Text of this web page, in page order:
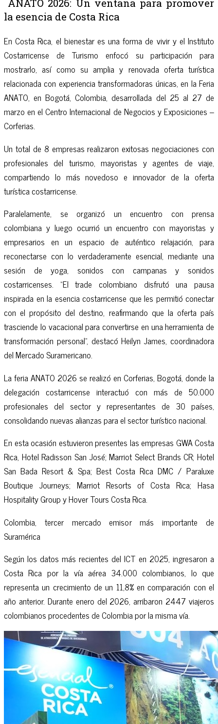
ANATO 2026: Un ventana para promover
la esencia de Costa Rica
En Costa Rica, el bienestar es una forma de vivir y el Instituto
Costarricense de Turismo enfocó su participación para
mostrarlo, así como su amplia y renovada oferta turística
relacionada con experiencia transformadoras únicas, en la Feria
ANATO, en Bogotá, Colombia, desarrollada del 25 al 27 de
marzo en el Centro Internacional de Negocios y Exposiciones –
Corferias.
Un total de 8 empresas realizaron exitosas negociaciones con
profesionales del turismo, mayoristas y agentes de viaje,
compartiendo lo más novedoso e innovador de la oferta
turística costarricense.
Paralelamente, se organizó un encuentro con prensa
colombiana y luego ocurrió un encuentro con mayoristas y
empresarios en un espacio de auténtico relajación, para
reconectarse con lo verdaderamente esencial, mediante una
sesión de yoga, sonidos con campanas y sonidos
costarricenses. “El trade colombiano disfrutó una pausa
inspirada en la esencia costarricense que les permitió conectar
con el propósito del destino, reafirmando que la oferta país
trasciende lo vacacional para convertirse en una herramienta de
transformación personal”, destacó Heilyn James, coordinadora
del Mercado Suramericano.
La feria ANATO 2026 se realizó en Corferias, Bogotá, donde la
delegación costarricense interactuó con más de 50.000
profesionales del sector y representantes de 30 países,
consolidando nuevas alianzas para el sector turístico nacional.
En esta ocasión estuvieron presentes las empresas GWA Costa
Rica, Hotel Radisson San José; Marriot Select Brands CR; Hotel
San Bada Resort & Spa; Best Costa Rica DMC / Paraluxe
Boutique Journeys; Marriot Resorts of Costa Rica; Hasa
Hospitality Group y Hover Tours Costa Rica.
Colombia, tercer mercado emisor más importante de
Suramérica
Según los datos más recientes del ICT en 2025, ingresaron a
Costa Rica por la vía aérea 34.000 colombianos, lo que
representa un crecimiento de un 11,8% en comparación con el
año anterior. Durante enero del 2026, arribaron 2447 viajeros
colombianos procedentes de Colombia por la misma vía.